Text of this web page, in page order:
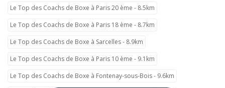
Le Top des Coachs de Boxe à Paris 20 ème - 8.5km
Le Top des Coachs de Boxe à Paris 18 ème - 8.7km
Le Top des Coachs de Boxe à Sarcelles - 8.9km
Le Top des Coachs de Boxe à Paris 10 ème - 9.1km
Le Top des Coachs de Boxe à Fontenay-sous-Bois - 9.6km